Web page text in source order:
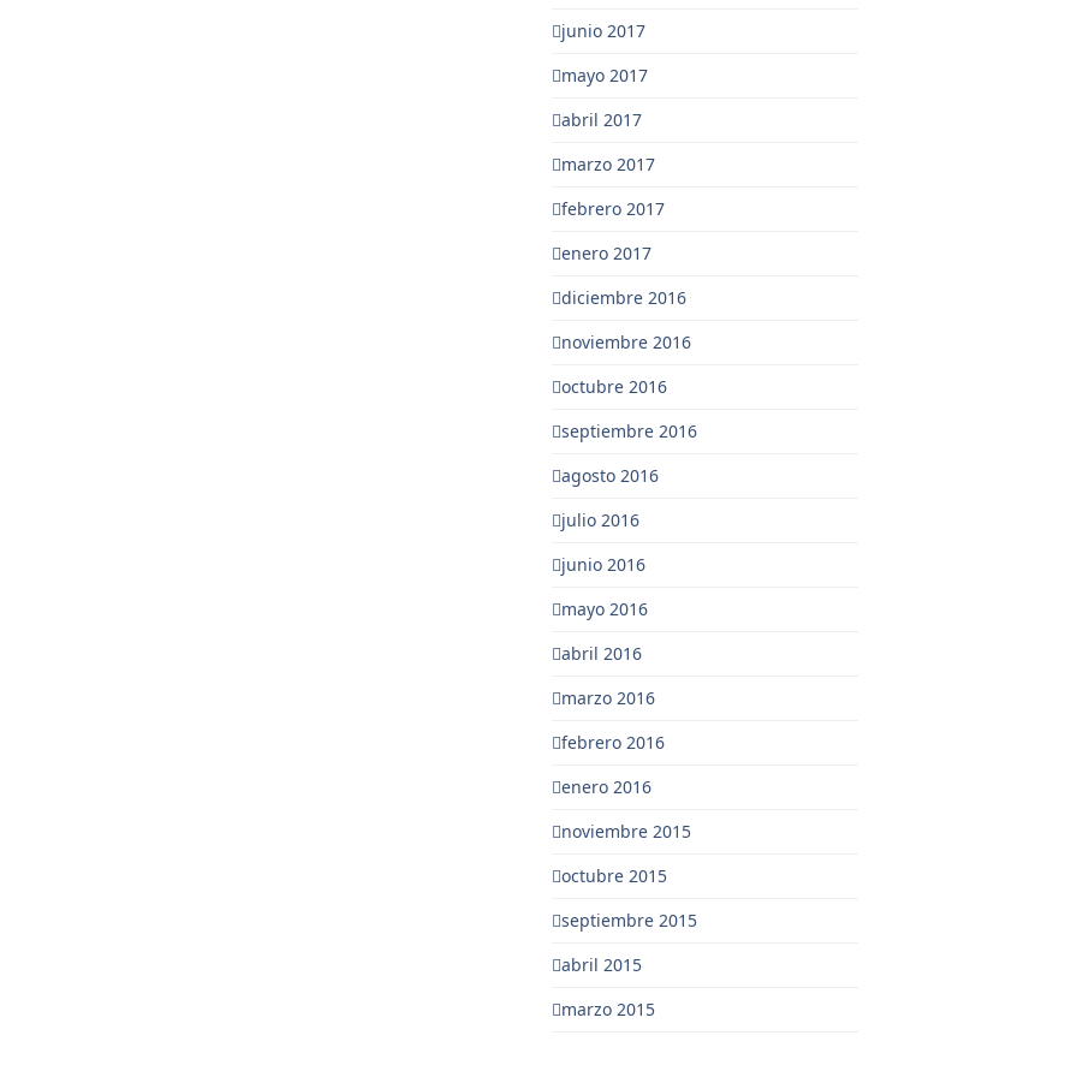
junio 2017
mayo 2017
abril 2017
marzo 2017
febrero 2017
enero 2017
diciembre 2016
noviembre 2016
octubre 2016
septiembre 2016
agosto 2016
julio 2016
junio 2016
mayo 2016
abril 2016
marzo 2016
febrero 2016
enero 2016
noviembre 2015
octubre 2015
septiembre 2015
abril 2015
marzo 2015